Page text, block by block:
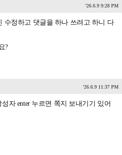
'26.6.9 9:28 PM
수정하고 댓글을 하나 쓰려고 하니 다
?
'26.6.9 11:37 PM
자 enter 누르면 쪽지 보내기기 있어